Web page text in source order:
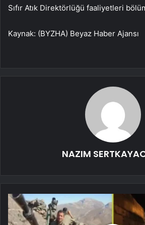
Sıfır Atık Direktörlüğü faaliyetleri
Kaynak: (BYZHA) Beyaz Haber Ajansı
NAZIM